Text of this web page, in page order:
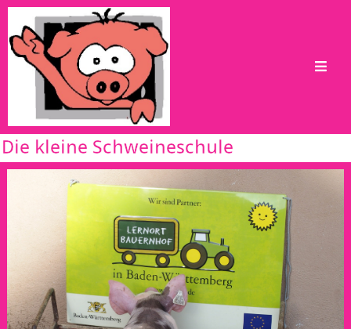
Die kleine Schweineschule